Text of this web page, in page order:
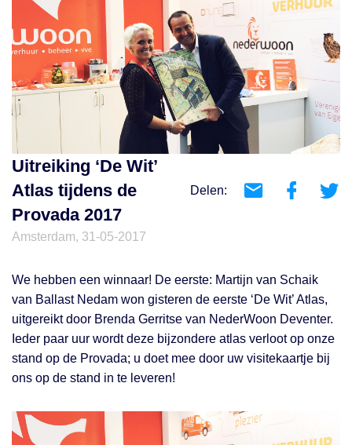
Uitreiking ‘De Wit’
Atlas tijdens de
Provada 2017
Delen:
Amsterdam, 31-05-2017
We hebben een winnaar! De eerste: Martijn van Schaik
van Ballast Nedam won gisteren de eerste ‘De Wit’ Atlas,
uitgereikt door Brenda Gerritse van NederWoon Deventer.
Ieder paar uur wordt deze bijzondere atlas verloot op onze
stand op de Provada; u doet mee door uw visitekaartje bij
ons op de stand in te leveren!